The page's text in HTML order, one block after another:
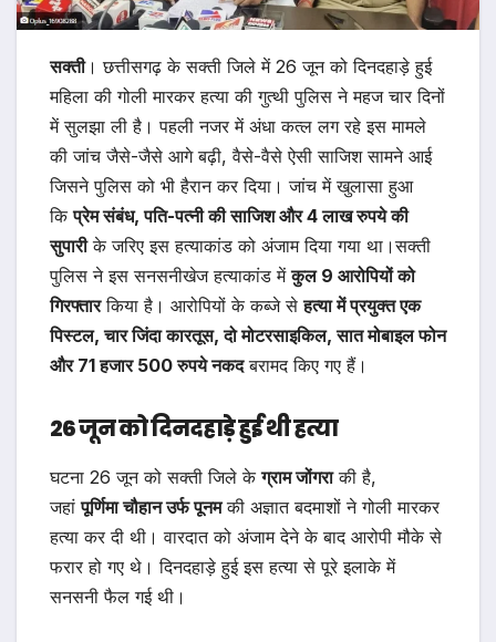
सक्ती। छत्तीसगढ़ के सक्ती जिले में 26 जून को दिनदहाड़े हुई
महिला की गोली मारकर हत्या की गुत्थी पुलिस ने महज चार दिनों
में सुलझा ली है। पहली नजर में अंधा कत्ल लग रहे इस मामले
की जांच जैसे-जैसे आगे बढ़ी, वैसे-वैसे ऐसी साजिश सामने आई
जिसने पुलिस को भी हैरान कर दिया। जांच में खुलासा हुआ
किप्रेम संबंध, पति-पत्नी की साजिश और 4 लाख रुपये की
सुपारीके जरिए इस हत्याकांड को अंजाम दिया गया था।सक्ती
पुलिस ने इस सनसनीखेज हत्याकांड मेंकुल 9 आरोपियों को
गिरफ्तारकिया है। आरोपियों के कब्जे सेहत्या में प्रयुक्त एक
पिस्टल, चार जिंदा कारतूस, दो मोटरसाइकिल, सात मोबाइल फोन
और 71 हजार 500 रुपये नकदबरामद किए गए हैं।
26 जून को दिनदहाड़े हुई थी हत्या
घटना 26 जून को सक्ती जिले केग्राम जोंगराकी है,
जहांपूर्णिमा चौहान उर्फ पूनमकी अज्ञात बदमाशों ने गोली मारकर
हत्या कर दी थी। वारदात को अंजाम देने के बाद आरोपी मौके से
फरार हो गए थे। दिनदहाड़े हुई इस हत्या से पूरे इलाके में
सनसनी फैल गई थी।